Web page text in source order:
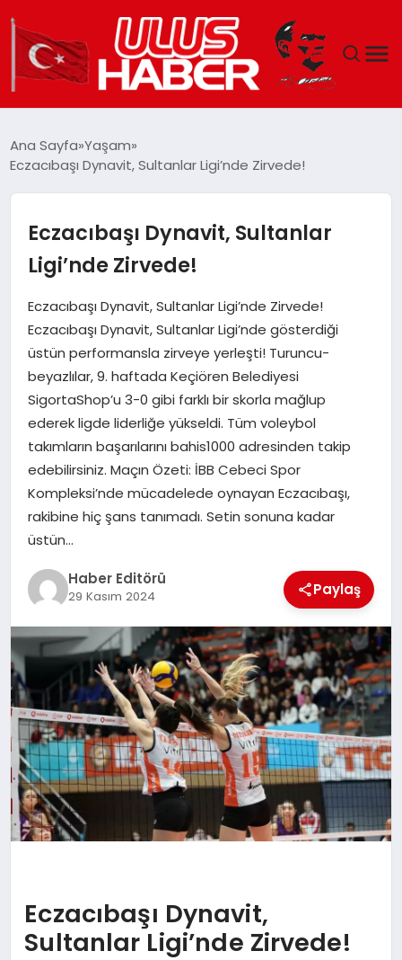
EKONOMI
SIYASET
TEKNOLOJI
MAGAZIN
YAŞAM
Ana Sayfa Yaşam
Eczacıbaşı Dynavit, Sultanlar Ligi’nde Zirvede!
Eczacıbaşı Dynavit, Sultanlar
Ligi’nde Zirvede!
Eczacıbaşı Dynavit, Sultanlar Ligi’nde Zirvede!
Eczacıbaşı Dynavit, Sultanlar Ligi’nde gösterdiği
üstün performansla zirveye yerleşti! Turuncu-
beyazlılar, 9. haftada Keçiören Belediyesi
SigortaShop’u 3-0 gibi farklı bir skorla mağlup
ederek ligde liderliğe yükseldi. Tüm voleybol
takımların başarılarını bahis1000 adresinden takip
edebilirsiniz. Maçın Özeti: İBB Cebeci Spor
Kompleksi’nde mücadelede oynayan Eczacıbaşı,
rakibine hiç şans tanımadı. Setin sonuna kadar
üstün…
Haber Editörü
29 Kasım 2024 Paylaş
Eczacıbaşı Dynavit,
Sultanlar Ligi’nde Zirvede!